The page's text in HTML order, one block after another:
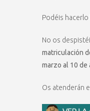
Podéis hacerlo
No os
matriculación
marzo al 10 de
Os atenderán